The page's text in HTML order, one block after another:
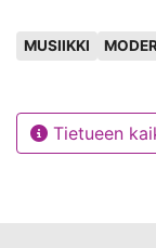
aihealueen ”Les
ja pianistin
MUSIIKKI
Tietueen